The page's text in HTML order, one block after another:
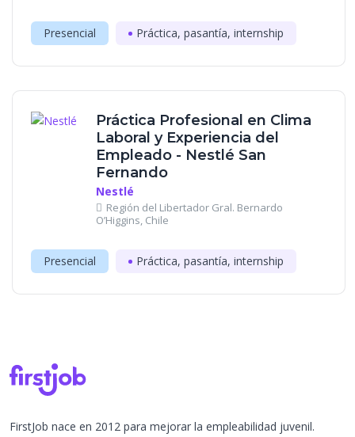
Presencial Práctica, pasantía, internship
Práctica Profesional en Clima
Laboral y Experiencia del
Empleado - Nestlé San
Fernando
Nestlé
Región del Libertador Gral. Bernardo
O’Higgins, Chile
Presencial Práctica, pasantía, internship
FirstJob nace en 2012 para mejorar la empleabilidad juvenil.